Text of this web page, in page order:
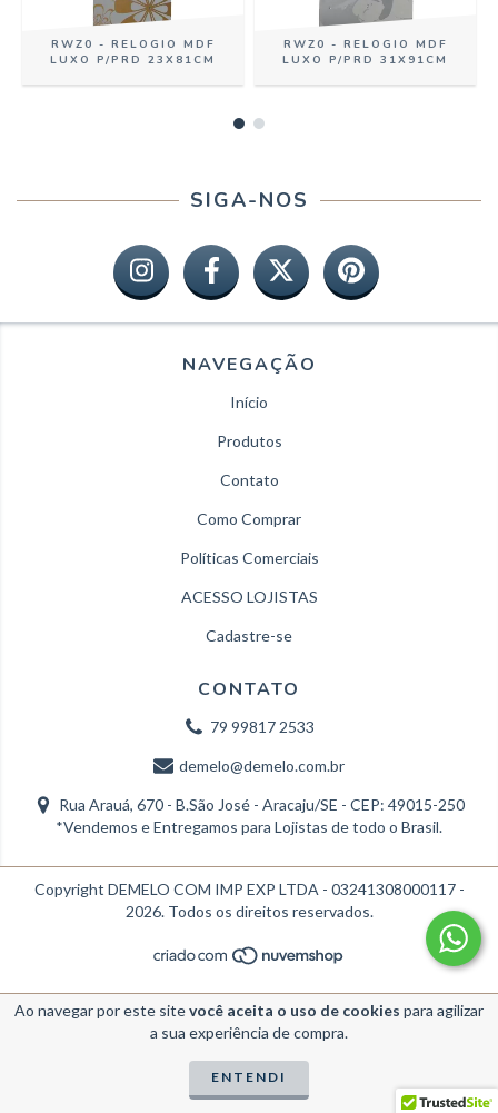
Ao navegar por este sitevocê aceita o uso de cookies para agilizar
a sua experiência de compra.
ENTENDI
RWZ0 - RELOGIO MDF
LUXO P/PRD 23X81CM
RWZ0 - RELOGIO MDF
LUXO P/PRD 31X91CM
SIGA-NOS
NAVEGAÇÃO
Início
Produtos
Contato
Como Comprar
Políticas Comerciais
ACESSO LOJISTAS
Cadastre-se
CONTATO
79 99817 2533
demelo@demelo.com.br
Rua Arauá, 670 - B.São José - Aracaju/SE - CEP: 49015-250
*Vendemos e Entregamos para Lojistas de todo o Brasil.
Copyright DEMELO COM IMP EXP LTDA - 03241308000117 -
2026. Todos os direitos reservados.